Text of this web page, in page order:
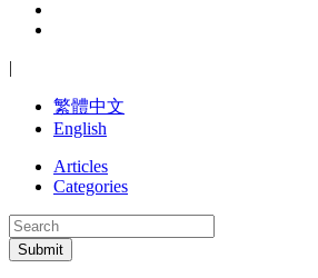
|
繁體中文
English
Articles
Categories
Submit